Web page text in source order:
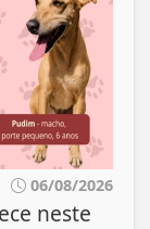
06/08/2026
neste